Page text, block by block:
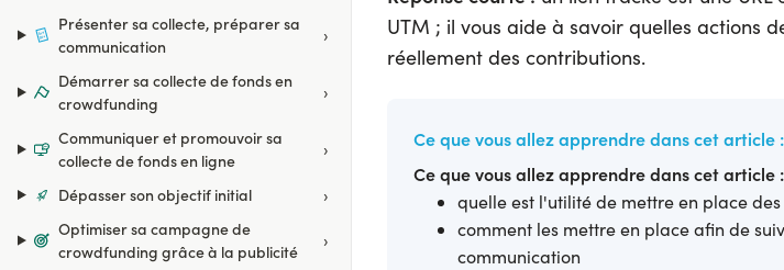
Présenter sa collecte, préparer sa
communication
›
Démarrer sa collecte de fonds en
crowdfunding
›
Communiquer et promouvoir sa
collecte de fonds en ligne
›
Dépasser son objectif initial
›
Optimiser sa campagne de
crowdfunding grâce à la publicité
›
UTM ; il vous aide à savoir quelles actions
réellement des contributions.
Ce que vous allez apprendre dans cet article :
Ce que vous allez apprendre dans cet article :
quelle est l'utilité de mettre en place
comment les mettre en place afin de
communication